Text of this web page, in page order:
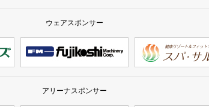
ウェアスポンサー
アリーナスポンサー